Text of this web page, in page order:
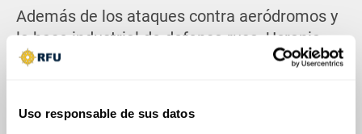
Uso responsable de sus datos
Además de los ataques contra aeródromos y
la base industrial de defensa rusa, Ucrania
atacó las instalaciones del 42.º Regimiento
Servicio Federal de Tropas de la Guardia